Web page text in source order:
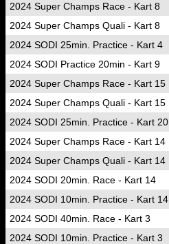
2024 Super Champs Race - Kart 8
2024 Super Champs Quali - Kart 8
2024 SODI 25min. Practice - Kart 4
2024 SODI Practice 20min - Kart 9
2024 Super Champs Race - Kart 15
2024 Super Champs Quali - Kart 15
2024 SODI 25min. Practice - Kart 20
2024 Super Champs Race - Kart 14
2024 Super Champs Quali - Kart 14
2024 SODI 20min. Race - Kart 14
2024 SODI 10min. Practice - Kart 14
2024 SODI 40min. Race - Kart 3
2024 SODI 10min. Practice - Kart 3